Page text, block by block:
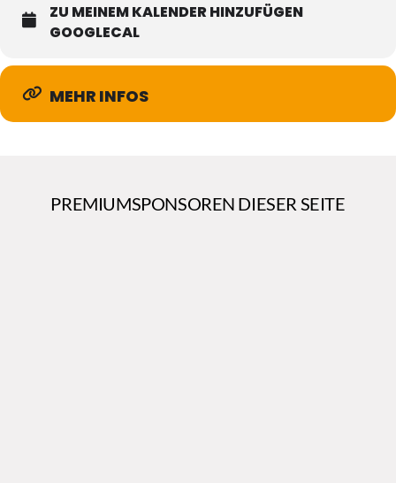
ZU MEINEM KALENDER HINZUFÜGEN
GOOGLECAL
MEHR INFOS
PREMIUMSPONSOREN DIESER SEITE